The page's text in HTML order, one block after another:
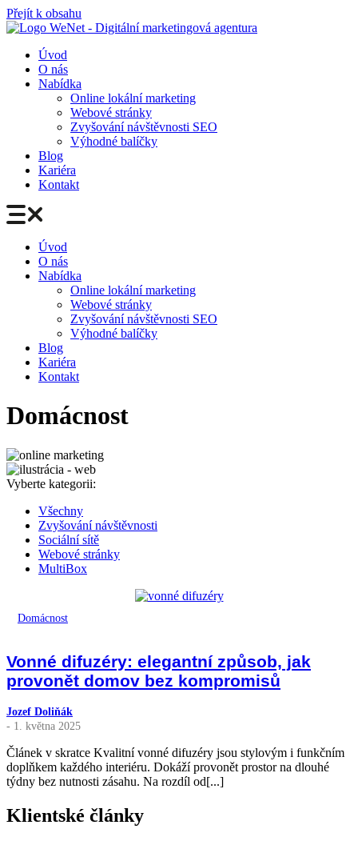
Přejít k obsahu
Úvod
O nás
Nabídka
Online lokální marketing
Webové stránky
Zvyšování návštěvnosti SEO
Výhodné balíčky
Blog
Kariéra
Kontakt
Úvod
O nás
Nabídka
Online lokální marketing
Webové stránky
Zvyšování návštěvnosti SEO
Výhodné balíčky
Blog
Kariéra
Kontakt
Domácnost
Vyberte kategorii:
Všechny
Zvyšování návštěvnosti
Sociální sítě
Webové stránky
MultiBox
Domácnost
Vonné difuzéry: elegantní způsob, jak
provonět domov bez kompromisů
Jozef Doliňák
- 1. května 2025
Článek v skratce Kvalitní vonné difuzéry jsou stylovým i funkčním
doplňkem každého interiéru. Dokáží provonět prostor na dlouhé
týdny bez nutnosti zásahu. Na rozdíl od[...]
Klientské články